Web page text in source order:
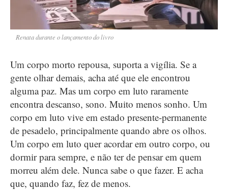
Renata durante o lançamento do livro
Um corpo morto repousa, suporta a vigília. Se a
gente olhar demais, acha até que ele encontrou
alguma paz. Mas um corpo em luto raramente
encontra descanso, sono. Muito menos sonho. Um
corpo em luto vive em estado presente-permanente
de pesadelo, principalmente quando abre os olhos.
Um corpo em luto quer acordar em outro corpo, ou
dormir para sempre, e não ter de pensar em quem
morreu além dele. Nunca sabe o que fazer. E acha
que, quando faz, fez de menos.